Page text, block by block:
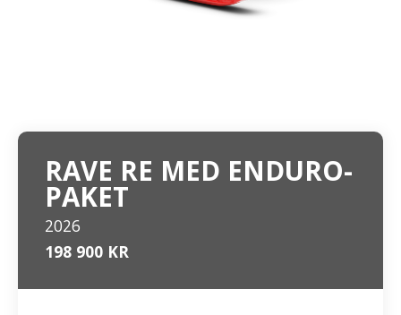
RAVE RE MED ENDURO-
PAKET
2026
198 900 KR